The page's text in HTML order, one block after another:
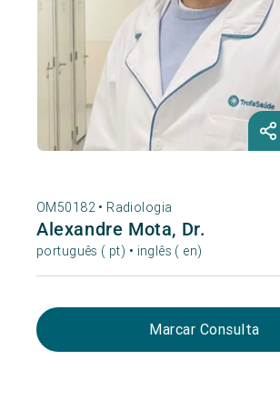
OM50182 • Radiologia
Alexandre Mota, Dr.
português ( pt) • inglês ( en)
Marcar Consulta